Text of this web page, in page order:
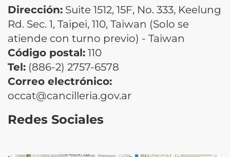
Dirección: Suite 1512, 15F, No. 333, Keelung
Rd. Sec. 1, Taipei, 110, Taiwan (Solo se
atiende con turno previo) - Taiwan
Código postal: 110
Tel: (886-2) 2757-6578
Correo electrónico:
occat@cancilleria.gov.ar
Redes Sociales